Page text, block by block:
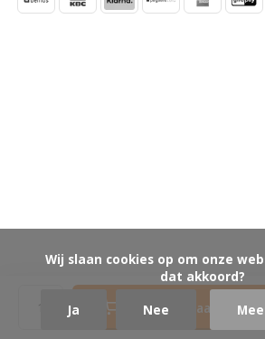
Toevoegen aan
dat akkoord?
Ja
Nee